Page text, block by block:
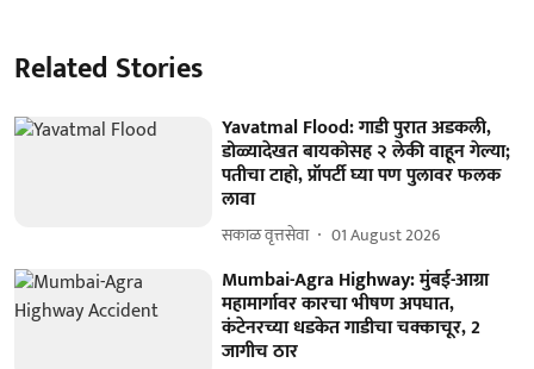
Related Stories
Yavatmal Flood: गाडी पुरात अडकली,
डोळ्यादेखत बायकोसह २ लेकी वाहून गेल्या;
पतीचा टाहो, प्रॉपर्टी घ्या पण पुलावर फलक
लावा
सकाळ वृत्तसेवा 01 August 2026
Mumbai-Agra Highway: मुंबई-आग्रा
महामार्गावर कारचा भीषण अपघात,
कंटेनरच्या धडकेत गाडीचा चक्काचूर, 2
जागीच ठार